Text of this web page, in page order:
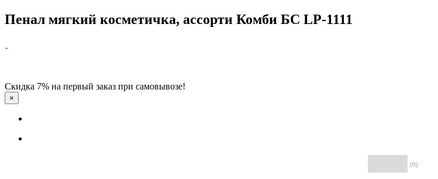
Пенал мягкий косметичка, ассорти Комби БС LP-1111
Скидка 7% на первый заказ при самовывозе!
×
(0)